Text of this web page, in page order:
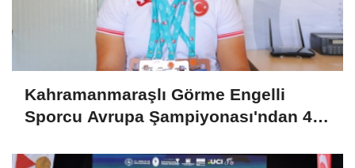
Kahramanmaraşlı Görme Engelli
Sporcu Avrupa Şampiyonası'ndan 4